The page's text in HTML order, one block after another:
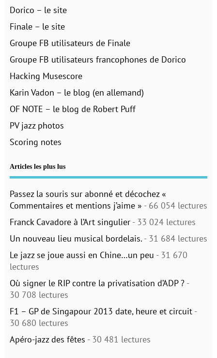
Dorico – le site
Finale – le site
Groupe FB utilisateurs de Finale
Groupe FB utilisateurs francophones de Dorico
Hacking Musescore
Karin Vadon – le blog (en allemand)
OF NOTE – le blog de Robert Puff
PV jazz photos
Scoring notes
Articles les plus lus
Passez la souris sur abonné et décochez «
Commentaires et mentions j’aime » - 66 054 lectures
Franck Cavadore à l’Art singulier - 33 024 lectures
Un nouveau lieu musical bordelais. - 31 684 lectures
Le jazz se joue aussi en Chine…un peu - 31 670
lectures
Où signer le RIP contre la privatisation d’ADP ? -
30 708 lectures
F1 – GP de Singapour 2013 date, heure et circuit -
30 680 lectures
Apéro-jazz des fêtes - 30 481 lectures